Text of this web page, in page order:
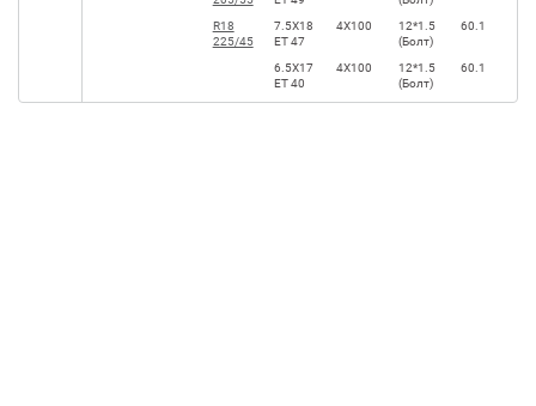
R18
225/45
7.5X18
ET 47
6.5X17
ET 40
4X100
4X100
12*1.5
(Болт)
12*1.5
(Болт)
60.1
60.1